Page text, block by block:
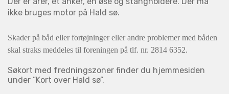
ikke bruges motor på Hald sø.
Skader på båd eller fortøjninger eller andre problemer med båden
skal straks meddeles til foreningen på tlf. nr. 2814 6352.
Søkort med fredningszoner finder du hjemmesiden
under ”Kort over Hald sø”.